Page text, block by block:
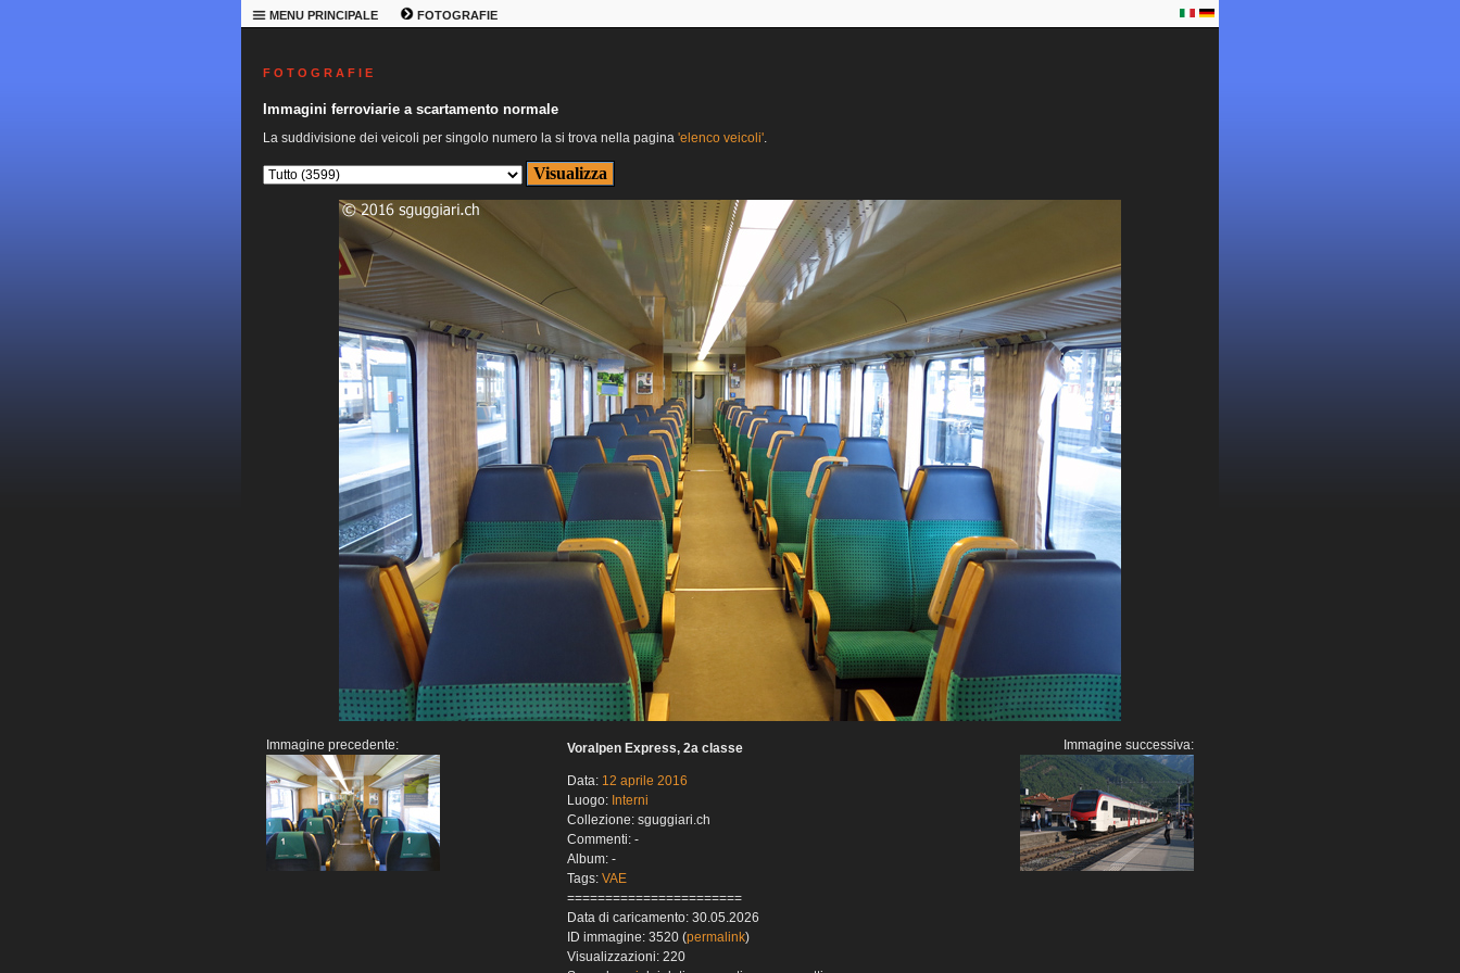
MENU PRINCIPALE FOTOGRAFIE
F O T O G R A F I E
Immagini ferroviarie a scartamento normale
La suddivisione dei veicoli per singolo numero la si trova nella pagina 'elenco veicoli'.
Immagine precedente: Voralpen Express, 2a classe
Data: 12 aprile 2016
Luogo: Interni
Collezione: sguggiari.ch
Commenti: -
Album: -
Tags: VAE
=======================
Data di caricamento: 30.05.2026
ID immagine: 3520 (permalink)
Visualizzazioni: 220
Immagine successiva: